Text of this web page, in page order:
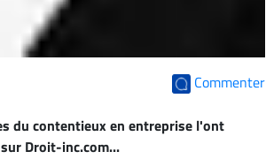
Commenter
du contentieux en entreprise l'ont
Droit-inc.com...